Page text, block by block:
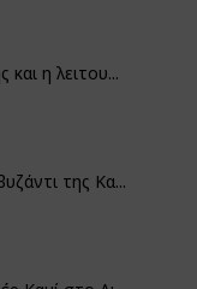
η λειτου...
της Κα...